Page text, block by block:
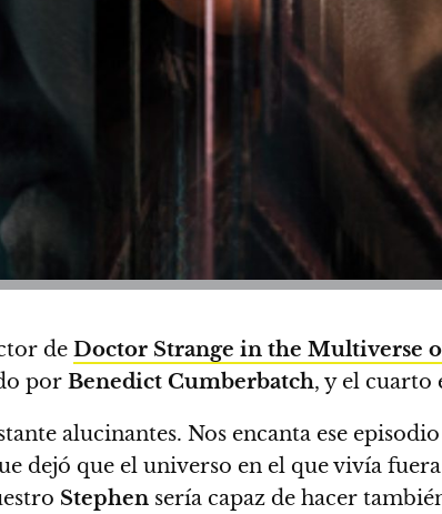
de Doctor Strange in the Multiverse
por Benedict Cumberbatch, y el cuarto
alucinantes. Nos encanta ese
dejó que el universo en el que vivía
Stephen sería capaz de hacer